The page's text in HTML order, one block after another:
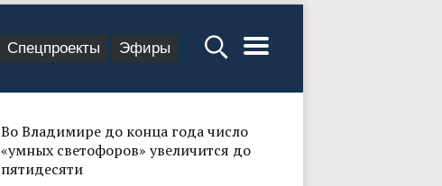
Спецпроекты Эфиры
Во Владимире до конца года число
«умных светофоров» увеличится до
пятидесяти